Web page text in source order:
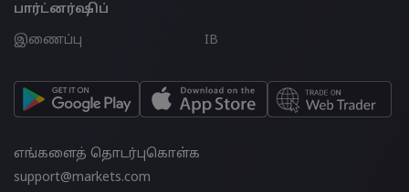
பார்ட்னர்ஷிப்
இணைப்பு
IB
எங்களைத் தொடர்புகொள்க
support@markets.com